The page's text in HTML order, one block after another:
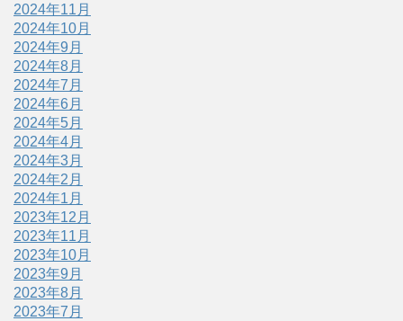
2024年11月
2024年10月
2024年9月
2024年8月
2024年7月
2024年6月
2024年5月
2024年4月
2024年3月
2024年2月
2024年1月
2023年12月
2023年11月
2023年10月
2023年9月
2023年8月
2023年7月